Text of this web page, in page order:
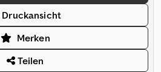
Druckansicht
Merken
Teilen